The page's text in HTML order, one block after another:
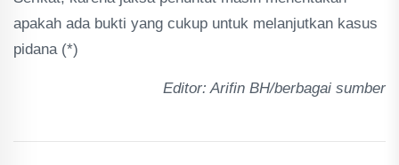
apakah ada bukti yang cukup untuk melanjutkan kasus
pidana (*)
Editor: Arifin BH/berbagai sumber